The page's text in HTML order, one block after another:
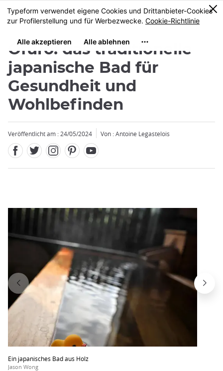
Größe
MENU
0
Ofuro: das traditionelle
japanische Bad für
Gesundheit und
Wohlbefinden
Veröffentlicht am : 24/05/2024 Von : Antoine Legastelois
Ein japanisches Bad aus Holz
Jason Wong
Schließen